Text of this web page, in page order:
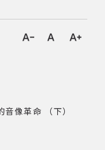
像革命 （下）